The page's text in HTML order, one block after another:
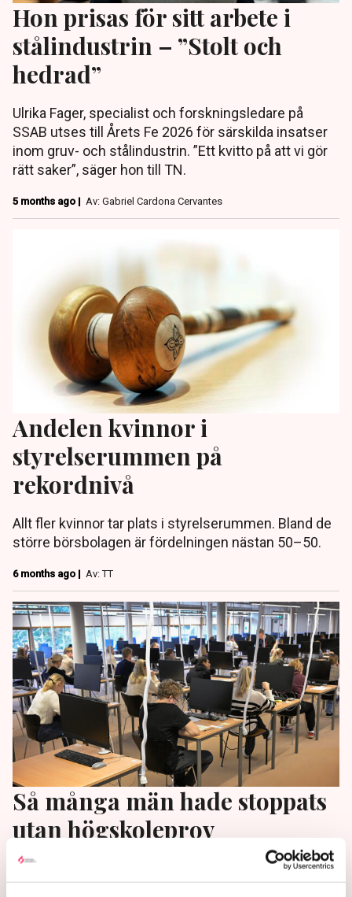
Hon prisas för sitt arbete i
stålindustrin – ”Stolt och
hedrad”
Ulrika Fager, specialist och forskningsledare på
SSAB utses till Årets Fe 2026 för särskilda insatser
inom gruv- och stålindustrin. ”Ett kvitto på att vi gör
rätt saker”, säger hon till TN.
5 months ago | Av: Gabriel Cardona Cervantes
Andelen kvinnor i
styrelserummen på
rekordnivå
Allt fler kvinnor tar plats i styrelserummen. Bland de
större börsbolagen är fördelningen nästan 50–50.
6 months ago | Av: TT
Så många män hade stoppats
utan högskoleprov
Vad skulle hända om högskoleprovet slopades och
urvalet till populära utbildningar enbart gjordes på